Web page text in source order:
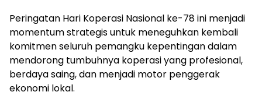
Peringatan Hari Koperasi Nasional ke-78 ini menjadi
momentum strategis untuk meneguhkan kembali
komitmen seluruh pemangku kepentingan dalam
mendorong tumbuhnya koperasi yang profesional,
berdaya saing, dan menjadi motor penggerak
ekonomi lokal.